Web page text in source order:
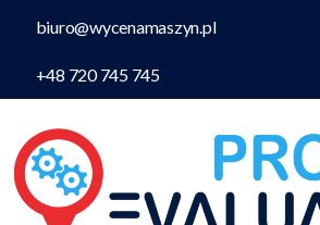
biuro@wycenamaszyn.pl
+48 720 745 745